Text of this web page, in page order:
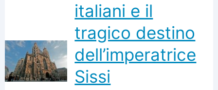
italiani e il
tragico destino
dell’imperatrice
Sissi